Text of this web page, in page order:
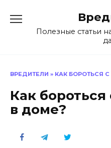
содержаниюПолезные статьи
ВРЕДИТЕЛИ » КАК БОРОТЬСЯ
Как бороться
в доме?